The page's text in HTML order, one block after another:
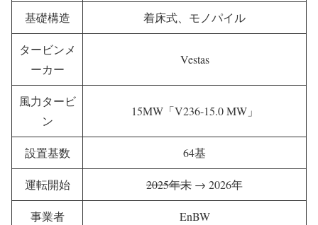
基礎構造 着床式、モノパイル
タービンメ
ーカー
Vestas
風力タービ
ン
15MW「V236-15.0 MW」
設置基数 64基
運転開始 2025年末 → 2026年
事業者 EnBW